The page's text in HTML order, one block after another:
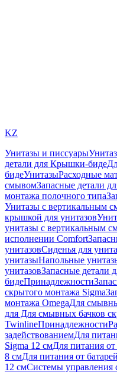
KZ
Унитазы и писсуары
детали для Крышки-биде
бидеУнитазыРасходные
смывомЗапасные детали
монтажа полочного типа
Унитазы с вертикальным
крышкой для унитазов
унитазы с вертикальным
исполнении Comfort
унитазовСиденья для
унитазыНапольные
унитазовЗапасные детали
бидеПринадлежности
скрытого монтажа Sigma
монтажа OmegaДля
для Для смывных бачков
TwinlineПринадлежности
задействованиемДля
Sigma 12 смДля питания
8 смДля питания от
12 смСистемы управления